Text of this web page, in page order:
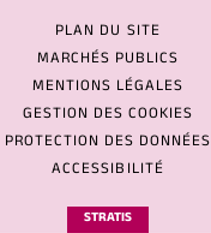
PLAN DU SITE
MARCHÉS PUBLICS
MENTIONS LÉGALES
GESTION DES COOKIES
PROTECTION DES DONNÉES
ACCESSIBILITÉ
STRATIS